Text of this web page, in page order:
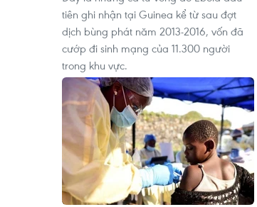
tiên ghi nhận tại Guinea kể từ sau đợt
dịch bùng phát năm 2013-2016, vốn đã
cướp đi sinh mạng của 11.300 người
trong khu vực.